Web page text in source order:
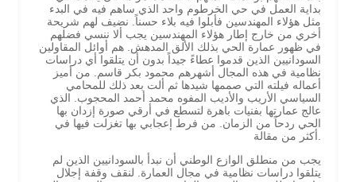
بداية العمل في حي الخرطوم واحد الذي ساهم فيه في البدء
مثل هؤلاء المهندسين فأبلوا فيه بلاء حسناً. نضيف لهم شريحة
أخري من خارج إطار هؤلاء المهندسين يجب ألا ننسي فضلهم
في ظهور عمارة الحي بذلك الألق المدهش. هم أوائل المقاولين
السودانيين الذين قدموا عطاءً جيداً بدون أن يتلقوا أي دراسات
نظامية في هذه المجال أشهرهم محمود بكر قاسم. من أميز
أعماله فيلته التي صممها شيدها ثم ألت بعد ذلك للمحامي
السياسي الأريب والأديب المفوه محمد أحمد المحجوب. الذي
عالج عمارتها بفنيات باهرة لتسطع في أرقي صورة إزدان بها
الحي ردحاً من الزمان. من فرط إعجابي بها تغزلت فيها في
أكثر من مقالة.
يجب من منطلق الوازع الوطني أن نبدأ بالسودانيين الذين لم
يتلقوا دراسات نظامية في مجال العمارة. لنقف وقفة إجلال